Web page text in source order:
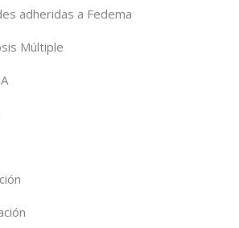
adheridas a Fedema
Múltiple